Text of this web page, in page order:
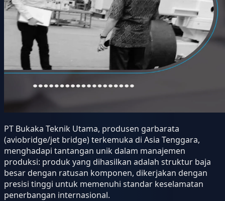
PT Bukaka Teknik Utama, produsen garbarata
(aviobridge/jet bridge) terkemuka di Asia Tenggara,
menghadapi tantangan unik dalam manajemen
produksi: produk yang dihasilkan adalah struktur baja
besar dengan ratusan komponen, dikerjakan dengan
presisi tinggi untuk memenuhi standar keselamatan
penerbangan internasional.